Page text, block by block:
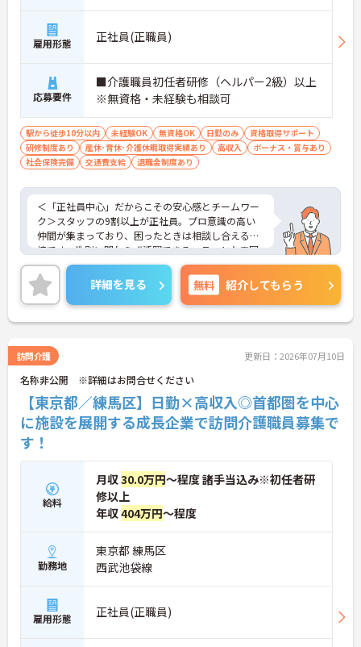
雇用形態 正社員(正職員)
応募要件
■介護職員初任者研修（ヘルパー2級）以上
※無資格・未経験も相談可
駅から徒歩10分以内 未経験OK 無資格OK 日勤のみ
資格取得サポート
研修制度あり
産休･育休･介護休暇取得実績あり 高収入
ボーナス・賞与あり
社会保険完備
交通費支給 退職金制度あり
＜「正社員中心」だからこその安心感とチームワー
ク＞スタッフの9割以上が正社員。プロ意識の高い
仲間が集まっており、困ったときは相談し合える環
境です。性別に関わらず活躍できるフラットな雰囲
気があります。
＜電動自転車でラクラク移動！身体への負担を軽減
＞会社から1人1台、専用の電動自転車が支給されま
す（一部例外あり）。お客様のご自宅への移動が快
適になるだけでなく、貸与された自転車での通勤も
合えます。
＜頑張りがしっかり給与に反映される仕組み＞「社
員を大事にする」をモットーに、業界トップクラス
の給与水準を目指しています。賞与は年2回あり、資
格手当や土日出勤手当も充実。キャリアパスも明確
で、管理者へのステップアップなど、頑張りに応じ
て収入もやりがいもアップします。
詳細を見る 無料 紹介してもらう
訪問介護 更新日：2026年07月10日
名称非公開 ※詳細はお問合せください
【東京都／練馬区】日勤×高収入◎首都圏を中心
に施設を展開する成長企業で訪問介護職員募集で
す！
給料
月収30.0万円～程度 諸手当込み※初任者研
修以上
年収404万円～程度
勤務地
東京都 練馬区
西武池袋線
雇用形態 正社員(正職員)